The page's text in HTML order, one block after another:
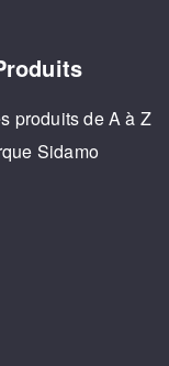
produits de A à Z
Sidamo